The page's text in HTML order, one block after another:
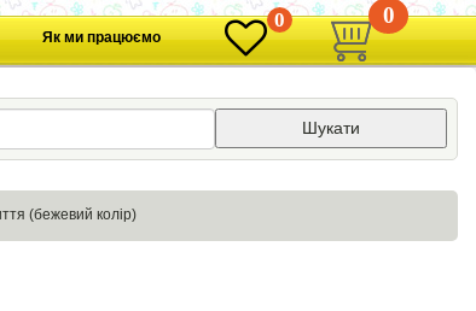
Як ми працюємо
0 0
Шукати
(бежевий колір)